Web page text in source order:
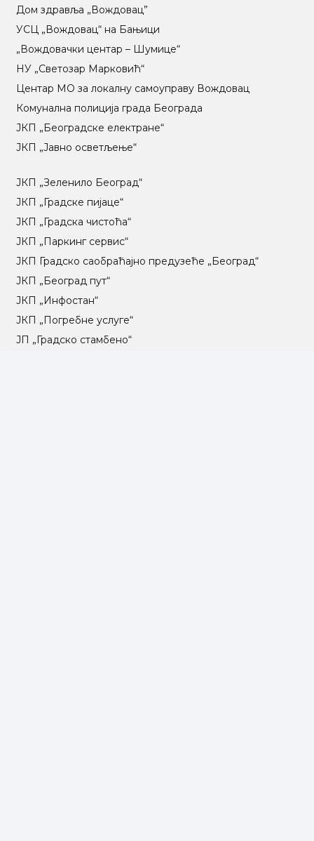
Дом здравља „Вождовац”
УСЦ „Вождовац“ на Бањици
„Вождовачки центар – Шумице“
НУ „Светозар Марковић“
Центар МO за локалну самоуправу Вождовац
Комунална полиција града Београда
ЈКП „Београдске електране“
ЈКП „Јавно осветљење“
ЈКП „Зеленило Београд“
ЈКП „Градске пијаце“
ЈКП „Градска чистоћа“
ЈКП „Паркинг сервис“
ЈКП Градско саобраћајно предузеће „Београд“
ЈКП „Београд пут“
ЈКП „Инфостан“
ЈКП „Погребне услуге“
ЈП „Градско стамбено“